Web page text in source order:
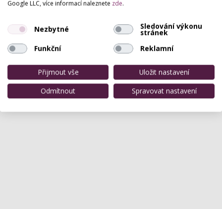
Google LLC, více informací naleznete zde.
Nezbytné Sledování výkonu
stránek
Funkční
Reklamní
Přijmout vše
Uložit nastavení
Odmítnout
Spravovat nastavení